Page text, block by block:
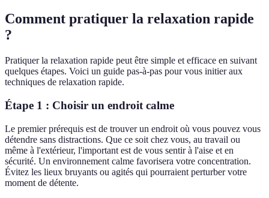
Comment pratiquer la relaxation rapide
?
Pratiquer la relaxation rapide peut être simple et efficace en suivant
quelques étapes. Voici un guide pas-à-pas pour vous initier aux
techniques de relaxation rapide.
Étape 1 : Choisir un endroit calme
Le premier prérequis est de trouver un endroit où vous pouvez vous
détendre sans distractions. Que ce soit chez vous, au travail ou
même à l'extérieur, l'important est de vous sentir à l'aise et en
sécurité. Un environnement calme favorisera votre concentration.
Évitez les lieux bruyants ou agités qui pourraient perturber votre
moment de détente.